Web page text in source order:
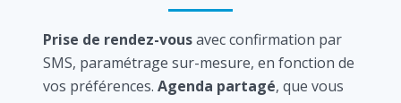
Prise de rendez-vousavec confirmation par
SMS, paramétrage sur-mesure, en fonction de
vos préférences. Agenda partagé, que vous